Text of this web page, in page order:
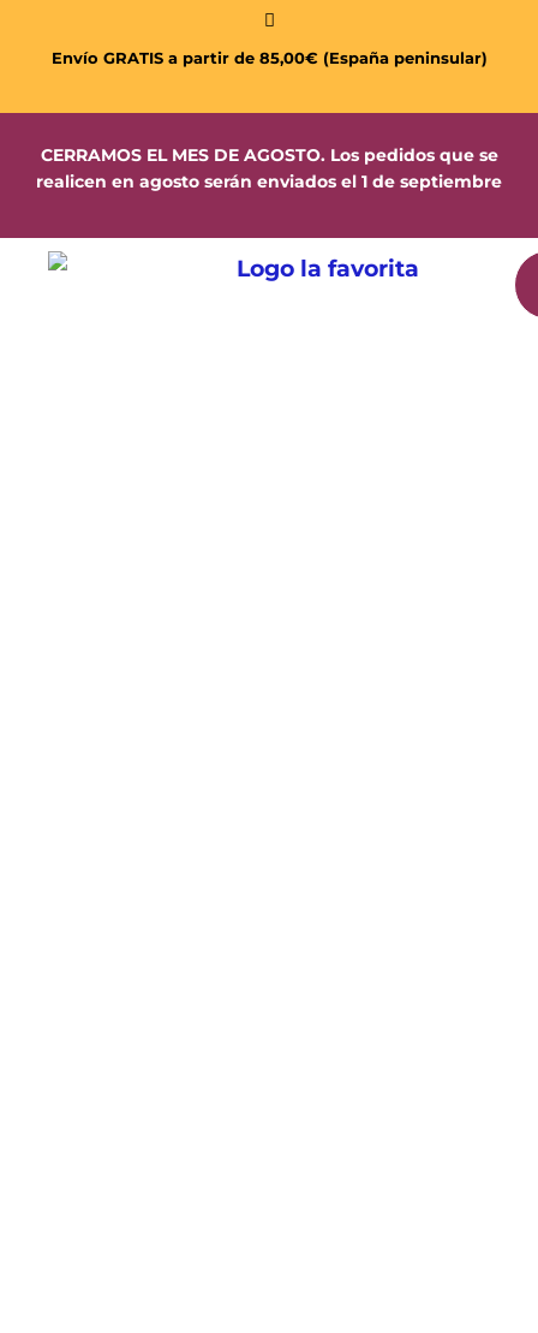
Envío GRATIS a partir de 85,00€ (España peninsular)
CERRAMOS EL MES DE AGOSTO. Los pedidos que se
realicen en agosto serán enviados el 1 de septiembre